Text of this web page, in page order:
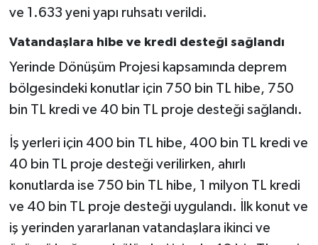
ve 1.633 yeni yapı ruhsatı verildi.
Vatandaşlara hibe ve kredi desteği sağlandı
Yerinde Dönüşüm Projesi kapsamında deprem
bölgesindeki konutlar için 750 bin TL hibe, 750
bin TL kredi ve 40 bin TL proje desteği sağlandı.
İş yerleri için 400 bin TL hibe, 400 bin TL kredi ve
40 bin TL proje desteği verilirken, ahırlı
konutlarda ise 750 bin TL hibe, 1 milyon TL kredi
ve 40 bin TL proje desteği uygulandı. İlk konut ve
iş yerinden yararlanan vatandaşlara ikinci ve